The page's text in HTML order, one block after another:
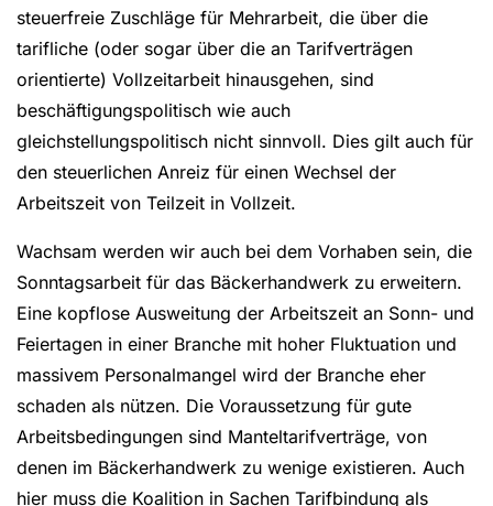
steuerfreie Zuschläge für Mehrarbeit, die über die
tarifliche (oder sogar über die an Tarifverträgen
orientierte) Vollzeitarbeit hinausgehen, sind
beschäftigungspolitisch wie auch
gleichstellungspolitisch nicht sinnvoll. Dies gilt auch für
den steuerlichen Anreiz für einen Wechsel der
Arbeitszeit von Teilzeit in Vollzeit.
Wachsam werden wir auch bei dem Vorhaben sein, die
Sonntagsarbeit für das Bäckerhandwerk zu erweitern.
Eine kopflose Ausweitung der Arbeitszeit an Sonn- und
Feiertagen in einer Branche mit hoher Fluktuation und
massivem Personalmangel wird der Branche eher
schaden als nützen. Die Voraussetzung für gute
Arbeitsbedingungen sind Manteltarifverträge, von
denen im Bäckerhandwerk zu wenige existieren. Auch
hier muss die Koalition in Sachen Tarifbindung als